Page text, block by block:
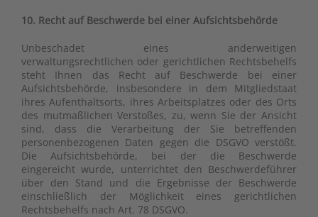
10. Recht auf Beschwerde bei einer Aufsichtsbehörde
Unbeschadet eines anderweitigen
verwaltungsrechtlichen oder gerichtlichen Rechtsbehelfs
steht Ihnen das Recht auf Beschwerde bei einer
Aufsichtsbehörde, insbesondere in dem Mitgliedstaat
ihres Aufenthaltsorts, ihres Arbeitsplatzes oder des Orts
des mutmaßlichen Verstoßes, zu, wenn Sie der Ansicht
sind, dass die Verarbeitung der Sie betreffenden
personenbezogenen Daten gegen die DSGVO verstößt.
Die Aufsichtsbehörde, bei der die Beschwerde
eingereicht wurde, unterrichtet den Beschwerdeführer
über den Stand und die Ergebnisse der Beschwerde
einschließlich der Möglichkeit eines gerichtlichen
Rechtsbehelfs nach Art. 78 DSGVO.